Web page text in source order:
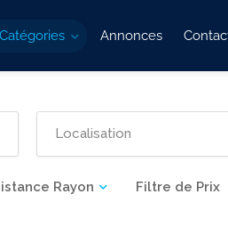
Catégories Annonces
Rayon
Filtre de Prix